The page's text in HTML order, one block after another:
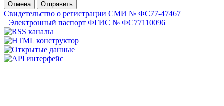
Отмена
Отправить
Свидетельство о регистрации СМИ № ФС77-47467
Электронный паспорт ФГИС № ФС77110096